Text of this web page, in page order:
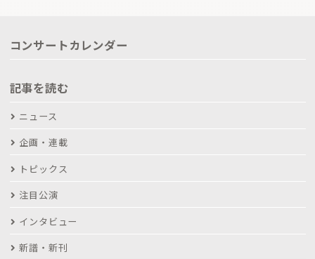
コンサートカレンダー
記事を読む
ニュース
企画・連載
トピックス
注目公演
インタビュー
新譜・新刊